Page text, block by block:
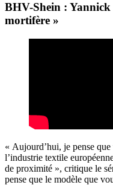
BHV-Shein : Yannick
mortifère »
« Aujourd’hui, je pense
l’industrie textile
de proximité », critique le
pense que le modèle que